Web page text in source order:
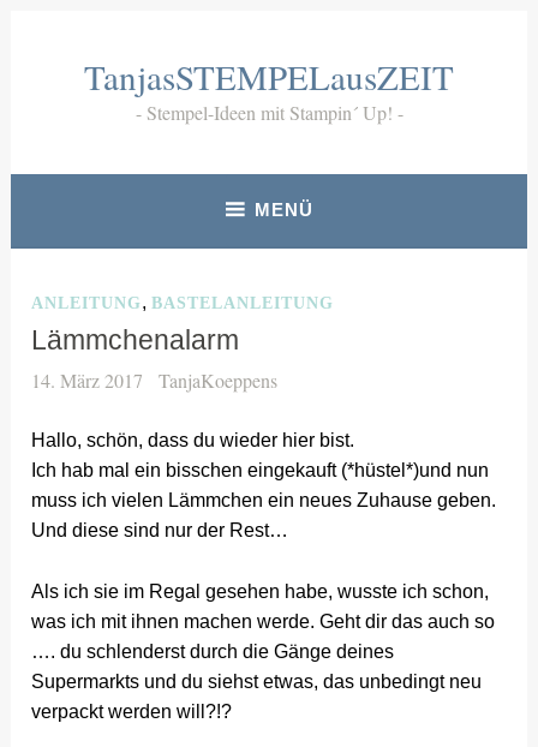
TanjasSTEMPELausZEIT
Stempel-Ideen mit Stampin´ Up!
MENÜ
ANLEITUNG ,BASTELANLEITUNG
Lämmchenalarm
14. März 2017 TanjaKoeppens
Hallo, schön, dass du wieder hier bist.
Ich hab mal ein bisschen eingekauft (*hüstel*)und nun
muss ich vielen Lämmchen ein neues Zuhause geben.
Und diese sind nur der Rest…
Als ich sie im Regal gesehen habe, wusste ich schon,
was ich mit ihnen machen werde. Geht dir das auch so
…. du schlenderst durch die Gänge deines
Supermarkts und du siehst etwas, das unbedingt neu
verpackt werden will?!?